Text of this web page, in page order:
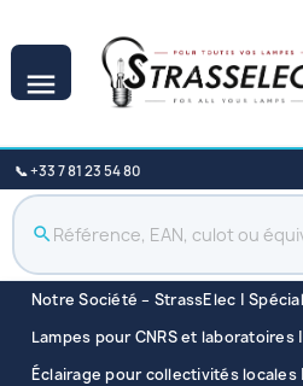

📞 +33 7 81 23 54 80
search
Notre Société – StrassElec |
Lampes pour CNRS et laboratoires
Éclairage pour collectivités locales